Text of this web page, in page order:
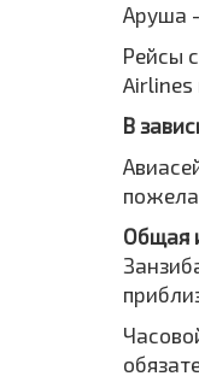
Аруша
Рейсы
Airlines
В
Общая